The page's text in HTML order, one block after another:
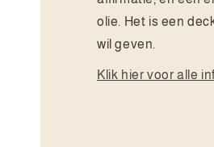
olie. Het is een
wil geven.
Klik hier voor alle